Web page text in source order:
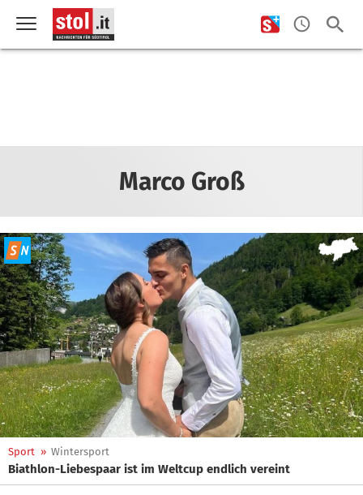
Marco Groß
Sport » Wintersport
Biathlon-Liebespaar ist im Weltcup endlich vereint